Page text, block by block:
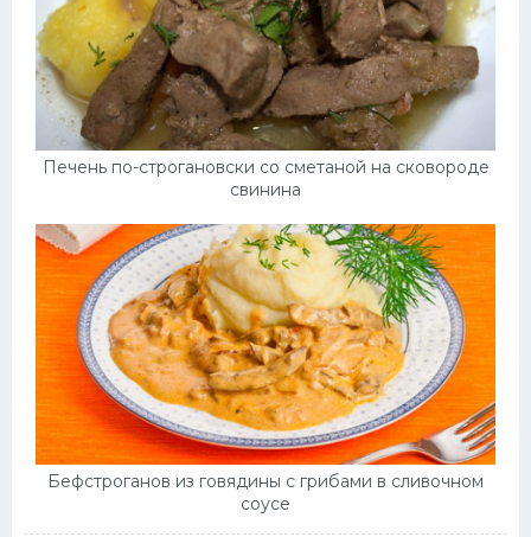
Печень по-строгановски со сметаной на сковороде
свинина
Бефстроганов из говядины с грибами в сливочном
соусе